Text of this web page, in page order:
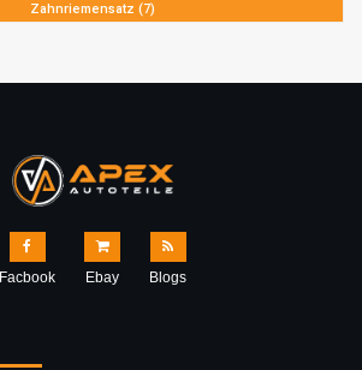
Zahnriemensatz (7)
Facbook Ebay Blogs